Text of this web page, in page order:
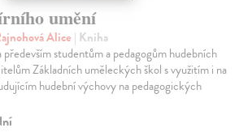
umění
Alice | Kniha
studentům a pedagogům hudebních
Základních uměleckých škol s využitím i na
hudební výchovy na pedagogických